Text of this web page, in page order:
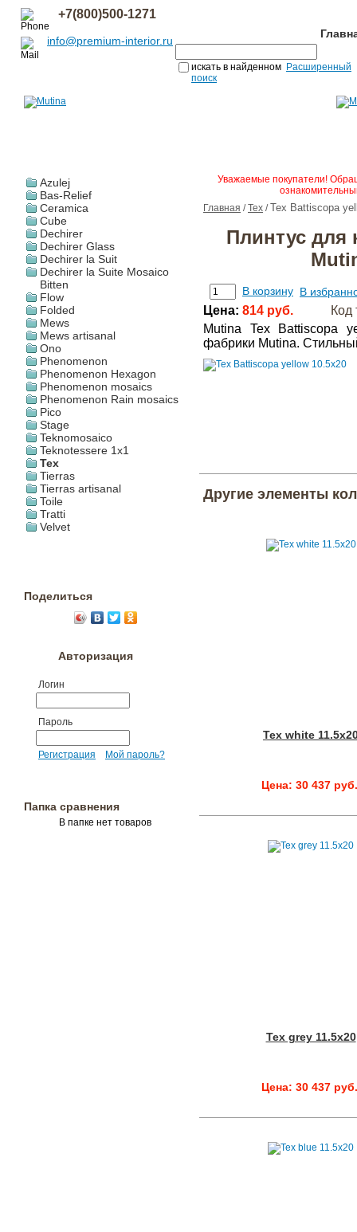
+7(800)500-1271
info@premium-interior.ru
искать в найденном Расширенный
поиск
Azulej
Bas-Relief
Ceramica
Cube
Dechirer
Dechirer Glass
Dechirer la Suit
Dechirer la Suite Mosaico
Bitten
Flow
Folded
Mews
Mews artisanal
Ono
Phenomenon
Phenomenon Hexagon
Phenomenon mosaics
Phenomenon Rain mosaics
Pico
Stage
Teknomosaico
Teknotessere 1x1
Tex
Tierras
Tierras artisanal
Toile
Tratti
Velvet
Поделиться
Авторизация
Логин
Пароль
Регистрация Мой пароль?
Папка сравнения
В папке нет товаров
Уважаемые покупатели!
Главная /Tex /Tex Battiscopa
Плинтус для
В корзину В
Цена: 814 руб.
Код
Mutina Tex Battiscopa
фабрики Mutina.
Другие элементы
Tex white
Цена: 30 437 руб.
Tex grey 11.5x20
Цена: 30 437 руб.